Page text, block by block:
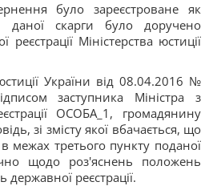
було зареєстроване як
даної скарги було доручено
Міністерства юстиції
України від 08.04.2016 №
заступника Міністра з
ОСОБА_1, громадянину
зі змісту якої вбачається, що
межах третього пункту поданої
щодо роз'яснень положень
державної реєстрації.